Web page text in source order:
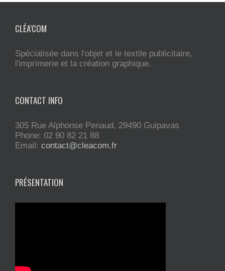
CLÉA’COM
Spécialisée dans l'objet et le textile publicitaire,
l'imprimerie et la création graphique.
CONTACT INFO
305 Rue Alphonse Penaud, 29490 Guipavas
Phone: 02 90 82 21 88
Email: contact@cleacom.fr
PRÉSENTATION